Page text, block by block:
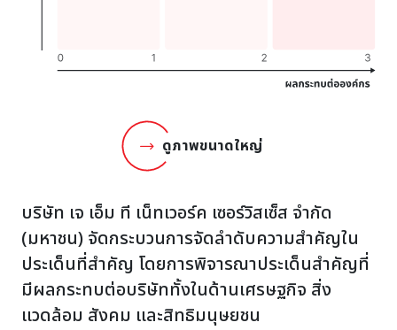
ดูภาพขนาดใหญ่
บริษัท เจ เอ็ม ที เน็ทเวอร์ค เซอร์วิสเซ็ส จำกัด
(มหาชน) จัดกระบวนการจัดลำดับความสำคัญใน
ประเด็นที่สำคัญ โดยการพิจารณาประเด็นสำคัญที่
มีผลกระทบต่อบริษัททั้งในด้านเศรษฐกิจ สิ่ง
แวดล้อม สังคม และสิทธิมนุษยชน